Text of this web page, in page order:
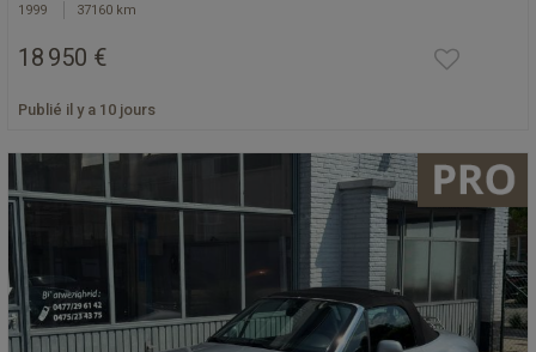
1999 37160 km
18 950 €
Publié il y a 10 jours